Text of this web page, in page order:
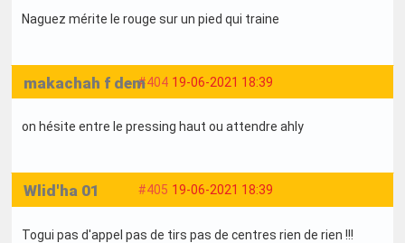
Naguez mérite le rouge sur un pied qui traine
#404 19-06-2021 18:39
makachah f dem
on hésite entre le pressing haut ou attendre ahly
#405 19-06-2021 18:39
Wlid'ha 01
Togui pas d'appel pas de tirs pas de centres rien de rien !!!